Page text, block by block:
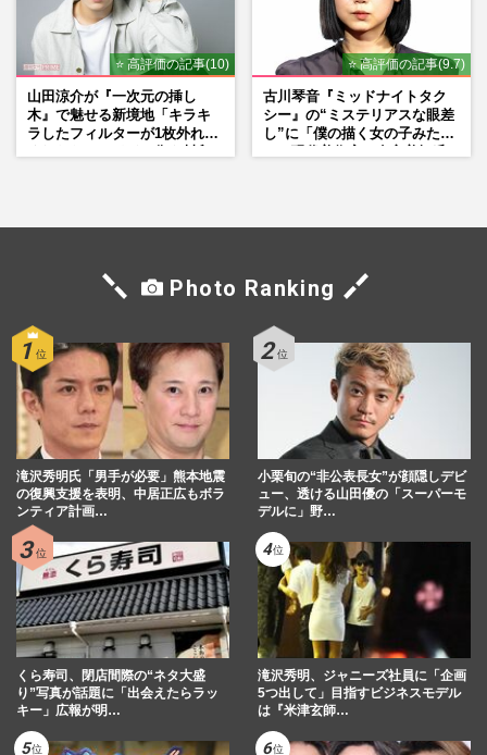
⭐ 高評価の記事(10)
山田涼介が『一次元の挿し
木』で魅せる新境地「キラキ
ラしたフィルターが1枚外れて
⭐ 高評価の記事(9.7)
古川琴音『ミッドナイトタク
シー』の“ミステリアスな眼差
し”に「僕の描く女の子みた
Photo Ranking
滝沢秀明氏「男手が必要」熊本地震
の復興支援を表明、中居正広もボラ
ンティア計画…
小栗旬の“非公表長女”が顔隠しデビ
ュー、透ける山田優の「スーパーモ
デルに」野…
くら寿司、閉店間際の“ネタ大盛
り”写真が話題に「出会えたらラッ
キー」広報が明…
滝沢秀明、ジャニーズ社員に「企画
5つ出して」目指すビジネスモデル
は『米津玄師…